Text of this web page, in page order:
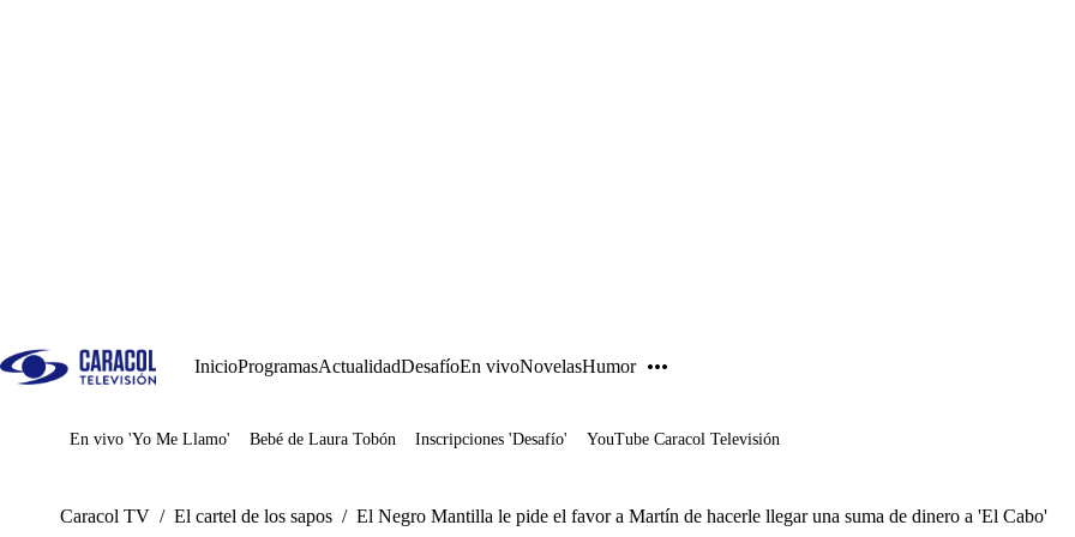
InicioProgramasActualidadDesafíoEn vivoNovelasHumor
Juegos
En vivo 'Yo Me Llamo' Bebé de Laura Tobón Inscripciones 'Desafío' YouTube Caracol Televisión
Caracol TV / El cartel de los sapos / El Negro Mantilla le pide el favor a Martín de hacerle llegar una suma de dinero a 'El Cabo'